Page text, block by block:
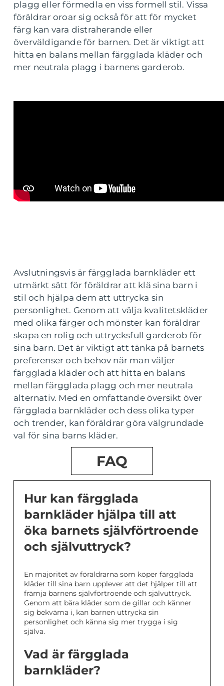
plagg eller förmedla en viss formell stil. Vissa
föräldrar oroar sig också för att för mycket
färg kan vara distraherande eller
överväldigande för barnen. Det är viktigt att
hitta en balans mellan färgglada kläder och
mer neutrala plagg i barnens garderob.
Avslutningsvis är färgglada barnkläder ett
utmärkt sätt för föräldrar att klä sina barn i
stil och hjälpa dem att uttrycka sin
personlighet. Genom att välja kvalitetskläder
med olika färger och mönster kan föräldrar
skapa en rolig och uttrycksfull garderob för
sina barn. Det är viktigt att tänka på barnets
preferenser och behov när man väljer
färgglada kläder och att hitta en balans
mellan färgglada plagg och mer neutrala
alternativ. Med en omfattande översikt över
färgglada barnkläder och dess olika typer
och trender, kan föräldrar göra välgrundade
val för sina barns kläder.
FAQ
Hur kan färgglada
barnkläder hjälpa till att
öka barnets självförtroende
och självuttryck?
En majoritet av föräldrarna som köper färgglada
kläder till sina barn upplever att det hjälper till att
främja barnens självförtroende och självuttryck.
Genom att bära kläder som de gillar och känner
sig bekväma i, kan barnen uttrycka sin
personlighet och känna sig mer trygga i sig
själva.
Vad är färgglada
barnkläder?